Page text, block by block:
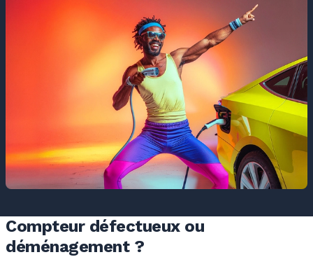
Compteur défectueux ou
déménagement ?